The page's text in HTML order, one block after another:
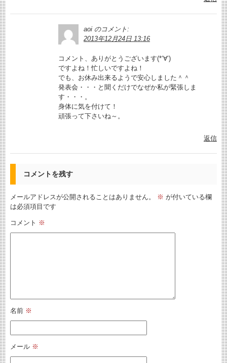
aoi のコメント:
2013年12月24日 13:16
コメント、ありがとうございます(*‘∀‘)
ですよね！忙しいですよね！
でも、お休み出来るようで安心しました＾＾
発表会・・・と聞くだけでなぜか私が緊張しま
す・・・。
身体に気を付けて！
頑張って下さいね～。
返信
コメントを残す
メールアドレスが公開されることはありません。 ※ が付いている欄
は必須項目です
コメント ※
名前 ※
メール ※